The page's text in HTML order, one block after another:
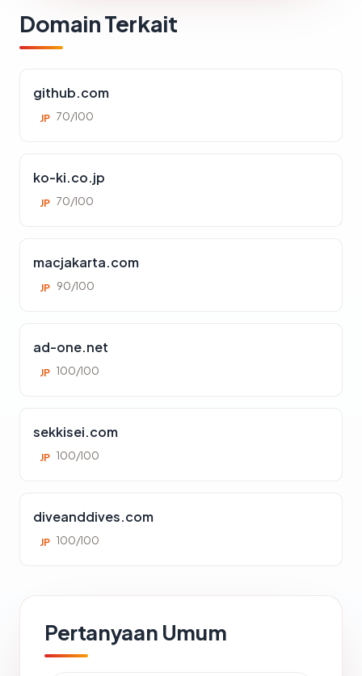
Domain Terkait
github.com
JP 70/100
ko-ki.co.jp
JP 70/100
macjakarta.com
JP 90/100
ad-one.net
JP 100/100
sekkisei.com
JP 100/100
diveanddives.com
JP 100/100
Pertanyaan Umum